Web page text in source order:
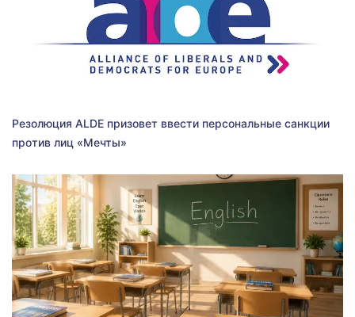
Резолюция ALDE призовет ввести персональные санкции
против лиц «Мечты»